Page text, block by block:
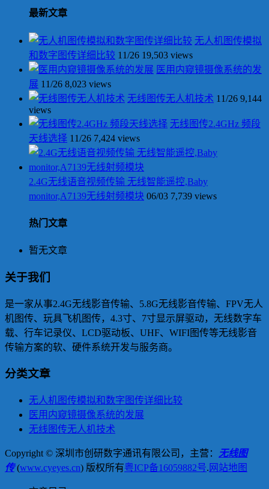
最新文章
无人机图传模拟
和数字图传详细比较 11/26 19,503 views
医用内窥镜摄像系统的发
展 11/26 8,023 views
无线图传无人机技术 11/26 9,144
views
无线图传2.4GHz 频段
天线选择 11/26 7,424 views
2.4G无线语音视频传输 无线智能遥控,Baby
monitor,A7139无线射频模块 06/03 7,739 views
热门文章
暂无文章
关于我们
是一家从事2.4G无线影音传输、5.8G无线影音传输、FPV无人
机图传、玩具飞机图传，4.3寸、7寸显示屏驱动，无线数字车
载、行车记录仪、LCD驱动板、UHF、WIFI图传等无线影音
传输方案的软、硬件系统开发与服务商。
分类文章
无人机图传模拟和数字图传详细比较
医用内窥镜摄像系统的发展
无线图传无人机技术
Copyright © 深圳市创研数字通讯有限公司，主营：
无线图
传(www.cyeyes.cn) 版权所有粤ICP备16059882号. 网站地图